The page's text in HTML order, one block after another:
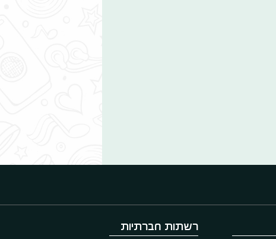
רשתות חברתיות